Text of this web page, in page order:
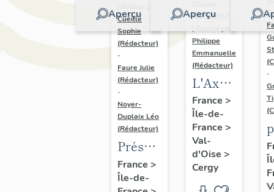
Aperçu
Cueille
Sophie
(Rédacteur)
-
Faure Julie
(Rédacteur)
-
Noyer-
Duplaix Léo
(Rédacteur)
Présentation
de
l'étude
France >
Île-de-
Aperçu
IA95000573
Philippe
Emmanuelle
(Rédacteur)
L'Axe
Majeur
France >
Île-de-
France >
Val-
d'Oise >
Cergy
-